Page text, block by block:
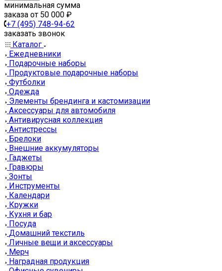
минимальная сумма
заказа от 50 000 ₽
+7 (495) 748-94-62
заказать звонок
Каталог
Ежедневники
Подарочные наборы
Продуктовые подарочные наборы
Футболки
Одежда
Элементы брендинга и кастомизации
Аксессуары для автомобиля
Антивирусная коллекция
Антистрессы
Брелоки
Внешние аккумуляторы
Гаджеты
Гравюры
Зонты
Инструменты
Календари
Кружки
Кухня и бар
Посуда
Домашний текстиль
Личные вещи и аксессуары
Мерч
Наградная продукция